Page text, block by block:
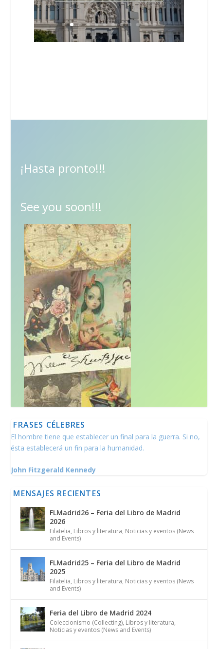
¡Hasta pronto!!!
See you soon!!!
FRASES CÉLEBRES
El hombre tiene que establecer un final para la guerra. Si no,
ésta establecerá un fin para la humanidad.
John Fitzgerald Kennedy
MENSAJES RECIENTES
FLMadrid26 – Feria del Libro de Madrid
2026
Filatelia, Libros y literatura, Noticias y eventos (News
and Events)
FLMadrid25 – Feria del Libro de Madrid
2025
Filatelia, Libros y literatura, Noticias y eventos (News
and Events)
Feria del Libro de Madrid 2024
Coleccionismo (Collecting), Libros y literatura,
Noticias y eventos (News and Events)